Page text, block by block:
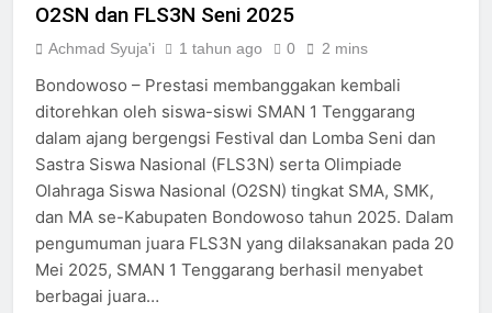
O2SN dan FLS3N Seni 2025
Achmad Syuja'i 1 tahun ago 0 2 mins
Bondowoso – Prestasi membanggakan kembali
ditorehkan oleh siswa-siswi SMAN 1 Tenggarang
dalam ajang bergengsi Festival dan Lomba Seni dan
Sastra Siswa Nasional (FLS3N) serta Olimpiade
Olahraga Siswa Nasional (O2SN) tingkat SMA, SMK,
dan MA se-Kabupaten Bondowoso tahun 2025. Dalam
pengumuman juara FLS3N yang dilaksanakan pada 20
Mei 2025, SMAN 1 Tenggarang berhasil menyabet
berbagai juara…